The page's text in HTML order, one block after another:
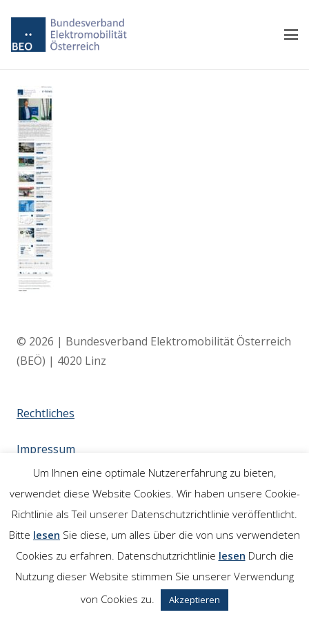
© 2026 | Bundesverband Elektromobilität Österreich
(BEÖ) | 4020 Linz
Rechtliches
Impressum
Um Ihnen eine optimale Nutzererfahrung zu bieten,
verwendet diese Website Cookies. Wir haben unsere Cookie-
Richtlinie als Teil unserer Datenschutzrichtlinie veröffentlicht.
Bitte lesen Sie diese, um alles über die von uns verwendeten
Cookies zu erfahren. Datenschutzrichtlinie lesen Durch die
Nutzung dieser Website stimmen Sie unserer Verwendung
von Cookies zu.
Akzeptieren